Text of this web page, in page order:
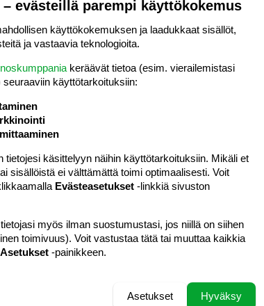
#3
tullut perille? Luukun kanssa taisi
Vastaa
Meillä on kissa ja koira.
evästeillä parempi käyttökokemus
käyttökokemuksen ja laadukkaat sisällöt,
ja vastaavia teknologioita.
keräävät tietoa (esim. vierailemis­tasi
käyttötarkoituksiin:
käsittelyyn näihin käyttötarkoituksiin. Mikäli et
sisällöistä ei välttämättä toimi optimaalisesti. Voit
Evästeasetukset -linkkiä sivuston
myös ilman suostumustasi, jos niillä on siihen
toimivuus). Voit vastustaa tätä tai muuttaa kaikkia
Asetukset -painikkeen.
Hyväksy
Asetukset